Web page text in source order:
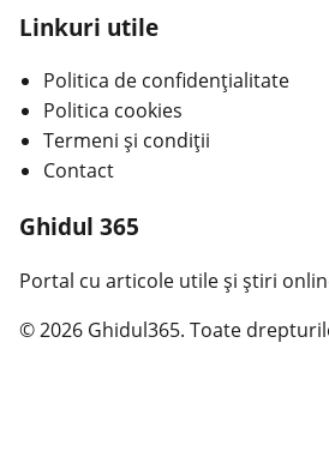
Linkuri utile
Politica de confidențialitate
Politica cookies
Termeni și condiții
Contact
Ghidul 365
Portal cu articole utile și știri
© 2026 Ghidul365. Toate